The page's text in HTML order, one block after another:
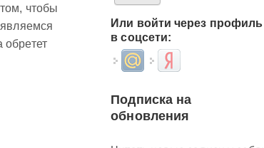
чтобы
Или войти через профиль
в соцсети:
Login with Mail.ruLogin with Яндекс
Подписка на
обновления